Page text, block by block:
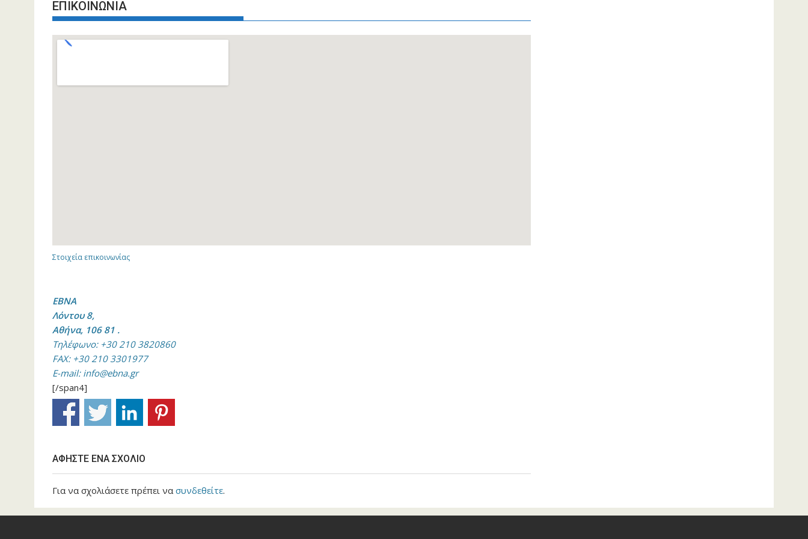
ΕΠΙΚΟΙΝΩΝΙΑ
Στοιχεία επικοινωνίας
ΕΒΝΑ
Λόντου 8,
Αθήνα, 106 81 ‎.
Τηλέφωνο: +30 210 3820860
FAX: +30 210 3301977
E-mail: info@ebna.gr
[/span4]
ΑΦΉΣΤΕ ΈΝΑ ΣΧΌΛΙΟ
Για να σχολιάσετε πρέπει να συνδεθείτε.